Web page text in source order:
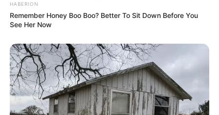
NEWS
ശബരിമലയ്‌ക്ക് പോകാൻ എനിക്ക് കെട്ടുനിറച്ച്
തന്നിരുന്നത് കൈതപ്രമാണ്; അന്ന് തുടങ്ങിയ
ബന്ധം; മോഹൻ സിത്താര പറയുന്നു…
HABERION
Remember Honey Boo Boo? Better To Sit Down Before You
See Her Now